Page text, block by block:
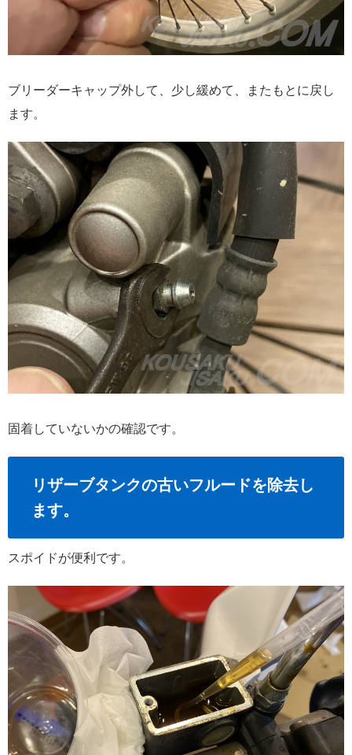
ブリーダーキャップ外して、少し緩めて、またもとに戻し
ます。
固着していないかの確認です。
リザーブタンクの古いフルードを除去し
ます。
スポイドが便利です。